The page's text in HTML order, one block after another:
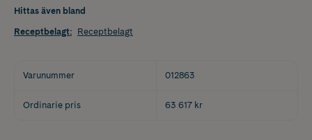
Hittas även bland
Receptbelagt: Receptbelagt
Varunummer 012863
Ordinarie pris 63 617 kr